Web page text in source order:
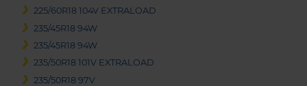
225/60R18 104V EXTRALOAD
235/45R18 94W
235/45R18 94W
235/50R18 101V EXTRALOAD
235/50R18 97V